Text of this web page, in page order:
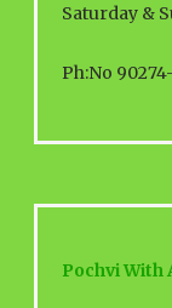
Saturday &
Ph:No
Pochvi